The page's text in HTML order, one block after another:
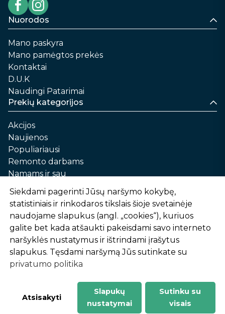
Nuorodos
Mano paskyra
Mano pamėgtos prekės
Kontaktai
D.U.K
Naudingi Patarimai
Prekių kategorijos
Akcijos
Naujienos
Populiariausi
Remonto darbams
Namams ir sau
Automobilių priežiūrai
Sodui ir daržui
Informacija
Apie mus
Prekių pirkimo – pardavimo taisyklės
Prekių pristatymas ir atsiėmimas
Garantinis aptarnavimas ir prekių grąžinimas
Privatumo politika
AtHome24.lt © 2026 Visos teisės saugomos
-
1
2
%
n
u
o
l
a
i
d
a
Siekdami pagerinti Jūsų naršymo kokybę,
statistiniais ir rinkodaros tikslais šioje svetainėje
naudojame slapukus (angl. „cookies“), kuriuos
galite bet kada atšaukti pakeisdami savo interneto
naršyklės nustatymus ir ištrindami įrašytus
slapukus. Tęsdami naršymą Jūs sutinkate su
privatumo politika
Atsisakyti
Slapukų
nustatymai
Sutinku su
visais